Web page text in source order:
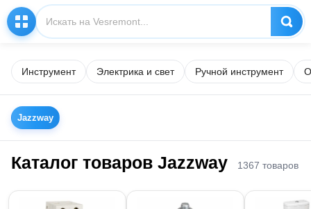
Инструмент Электрика и свет Ручной инструмент
Jazzway
Каталог товаров Jazzway 1367 товаров